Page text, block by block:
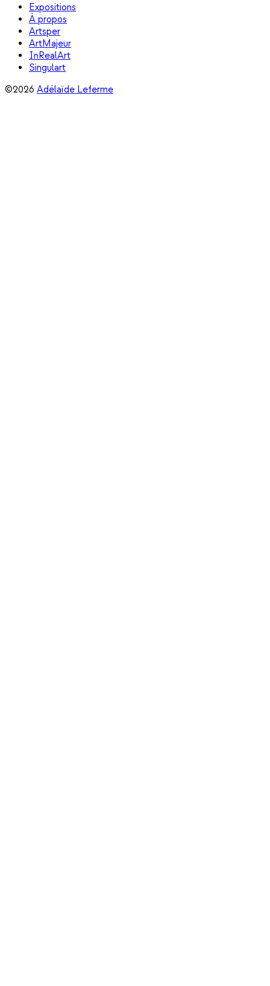
Expositions
À propos
Artsper
ArtMajeur
InRealArt
Singulart
©2026 Adélaïde Leferme